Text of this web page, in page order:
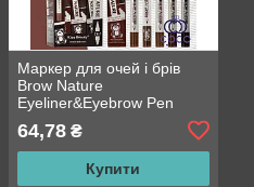
Маркер для очей і брів
Brow Nature
Eyeliner&Eyebrow Pen
64,78 ₴
Купити